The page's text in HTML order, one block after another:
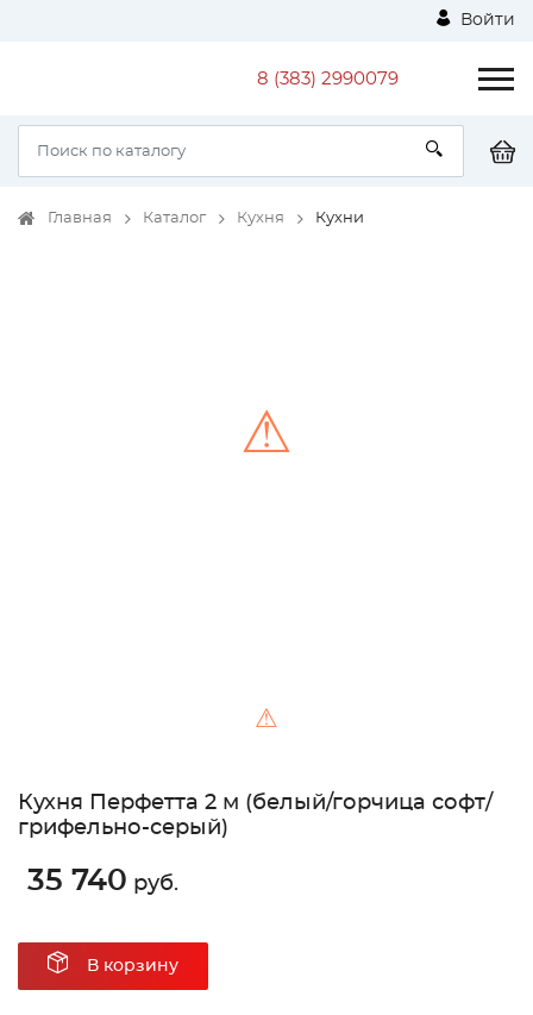
Войти
8 (383) 2990079
Главная Каталог Кухня Кухни
⚠
⚠
Кухня Перфетта 2 м (белый/горчица софт/
грифельно-серый)
35 740 руб.
В корзину